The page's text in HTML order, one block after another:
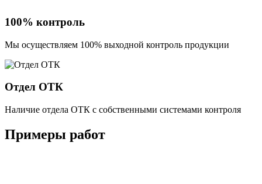
100% контроль
Мы осуществляем 100% выходной контроль продукции
Отдел ОТК
Наличие отдела ОТК с собственными системами контроля
Примеры работ